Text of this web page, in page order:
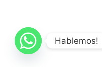
Hablemos!